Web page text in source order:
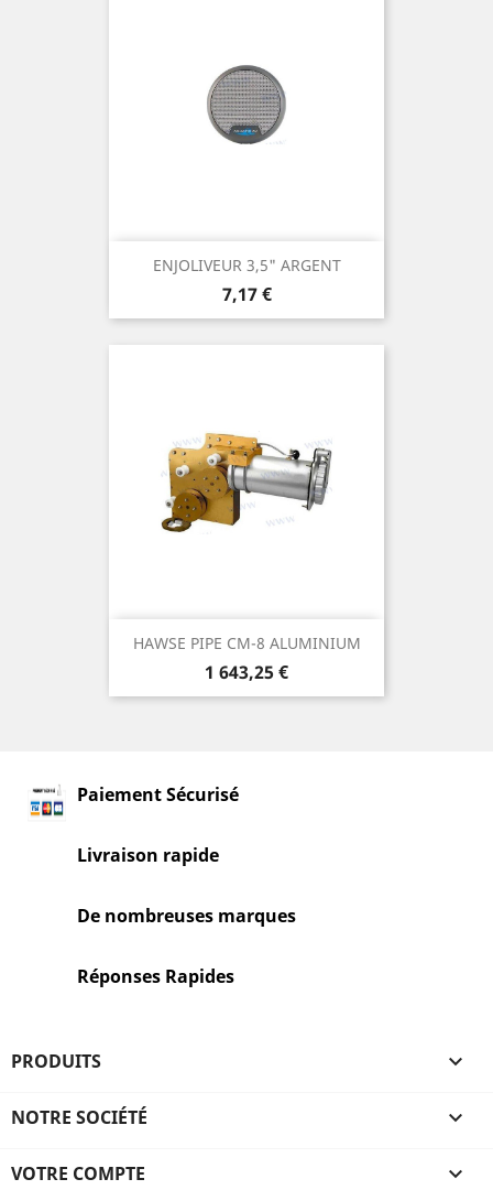
ENJOLIVEUR 3,5" ARGENT
Prix
7,17 €
HAWSE PIPE CM-8 ALUMINIUM
Prix
1 643,25 €
Paiement Sécurisé
Livraison rapide
De nombreuses marques
Réponses Rapides
PRODUITS 
NOTRE SOCIÉTÉ 
VOTRE COMPTE 